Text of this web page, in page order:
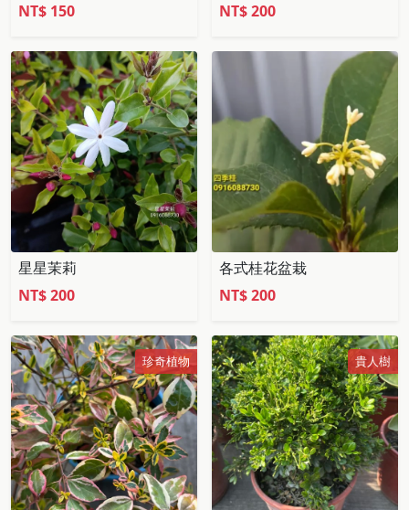
NT$ 150 NT$200
星星茉莉
NT$200
各式桂花盆栽
NT$200
珍奇植物 貴人樹